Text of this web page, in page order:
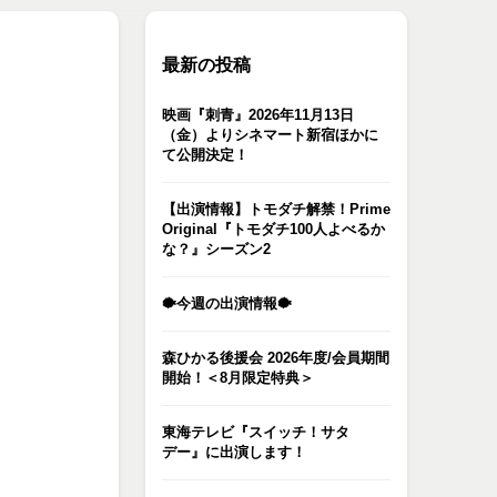
最新の投稿
映画『刺青』2026年11月13日
（金）よりシネマート新宿ほかに
て公開決定！
【出演情報】トモダチ解禁！Prime
Original『トモダチ100人よべるか
な？』シーズン2
🐡今週の出演情報🐡
森ひかる後援会 2026年度/会員期間
開始！＜8月限定特典＞
東海テレビ『スイッチ！サタ
デー』に出演します！